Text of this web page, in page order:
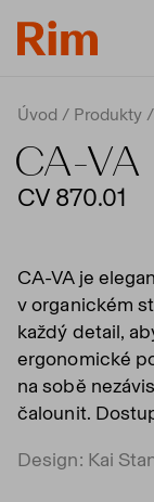
Úvod Produkty
CA-VA
CV 870.01
CA-VA je
v organickém
každý detail,
ergonomické
na sobě
čalounit.
Design: Kai